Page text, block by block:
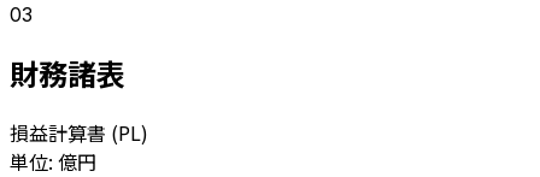
03
財務諸表
損益計算書 (PL)
単位: 億円